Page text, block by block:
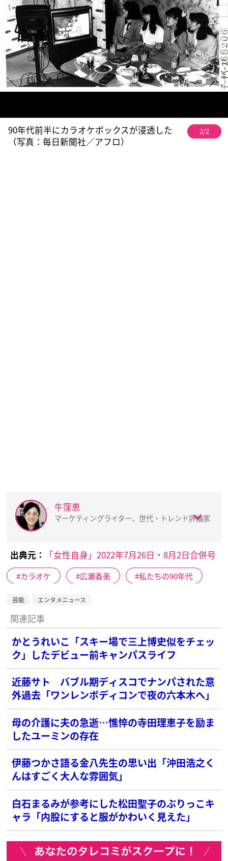
90年代前半にカラオケボックスが浸透した
（写真：毎日新聞社／アフロ）
2/2
牛窪恵
マーケティングライター、世代・トレンド評論家
出典元： 「女性自身」2022年7月26日・8月2日合併号
カラオケ 広瀬香美 私たちの90年代
芸能 エンタメニュース
関連記事
かとうれいこ「スキー場で三上博史似をチェッ
ク」したデビュー前キャンパスライフ
近藤サト バブル期ディスコでナンパされた意
外過去「ワンレンボディコンで夜の六本木へ」
母の介護に夫の急逝…憔悴の寺田理恵子を励ま
したユーミンの存在
伊藤つかさ語る金八先生の思い出「沖田浩之く
んはすごく大人な雰囲気」
白石まるみが参考にした松田聖子のぶりっこキ
ャラ「内股にすると服がかわいく見えた」